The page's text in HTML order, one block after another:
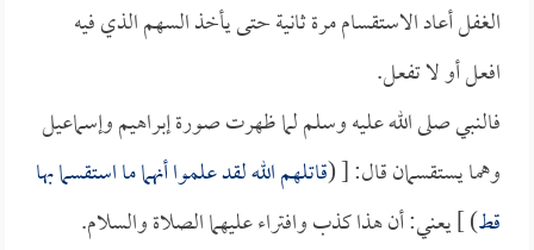
الغفل أعاد الاستقسام مرة ثانية حتى يأخذ السهم الذي فيه
افعل أو لا تفعل.
فالنبي صلى الله عليه وسلم لما ظهرت صورة إبراهيم وإسماعيل
وهما يستقسمان قال: [ (قاتلهم الله لقد علموا أنهما ما استقسما بها
قط) ] يعني: أن هذا كذب وافتراء عليهما الصلاة والسلام.